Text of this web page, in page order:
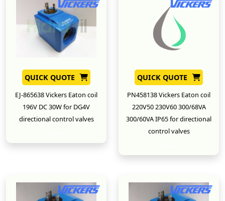
QUICK QUOTE
EJ-865638 Vickers Eaton coil
196V DC 30W for DG4V
directional control valves
QUICK QUOTE
PN458138 Vickers Eaton coil
220V50 230V60 300/68VA
300/60VA IP65 for directional
control valves